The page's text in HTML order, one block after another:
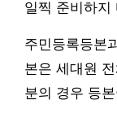
일찍 준비하지
주민등록등본
본은 세대원
분의 경우 등